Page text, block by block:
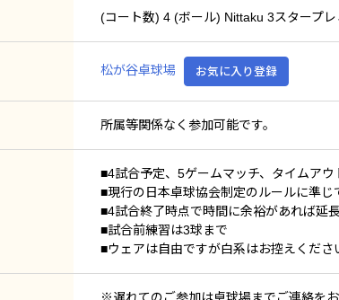
(コート数) 4 (ボール) Nittaku 3スタープレ
松が谷卓球場 お気に入り登録
所属等関係なく参加可能です。
■4試合予定、5ゲームマッチ、タイムア
■現行の日本卓球協会制定のルールに準じ
■4試合終了時点で時間に余裕があれば延
■試合前練習は3球まで
■ウェアは自由ですが白系はお控えくだ